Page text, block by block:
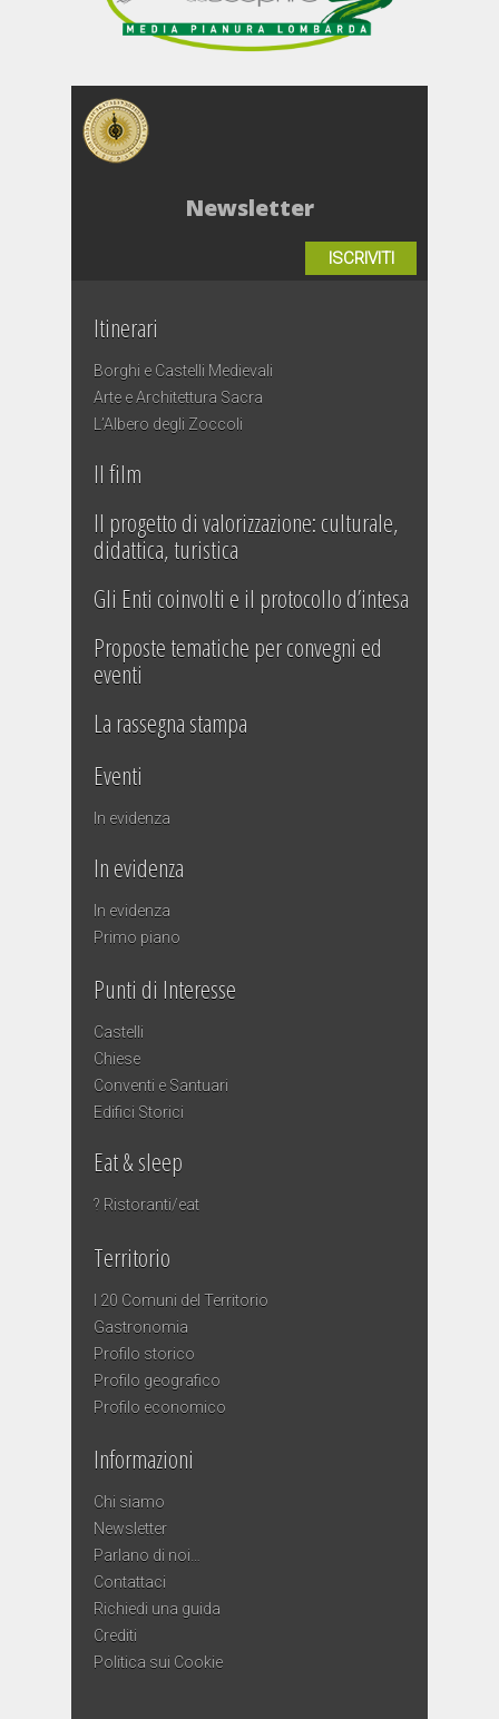
Newsletter
ISCRIVITI
Itinerari
Borghi e Castelli Medievali
Arte e Architettura Sacra
L’Albero degli Zoccoli
Il film
Il progetto di valorizzazione: culturale,
didattica, turistica
Gli Enti coinvolti e il protocollo d’intesa
Proposte tematiche per convegni ed
eventi
La rassegna stampa
Eventi
In evidenza
In evidenza
In evidenza
Primo piano
Punti di Interesse
Castelli
Chiese
Conventi e Santuari
Edifici Storici
Eat & sleep
? Ristoranti/eat
Territorio
I 20 Comuni del Territorio
Gastronomia
Profilo storico
Profilo geografico
Profilo economico
Informazioni
Chi siamo
Newsletter
Parlano di noi…
Contattaci
Richiedi una guida
Crediti
Politica sui Cookie